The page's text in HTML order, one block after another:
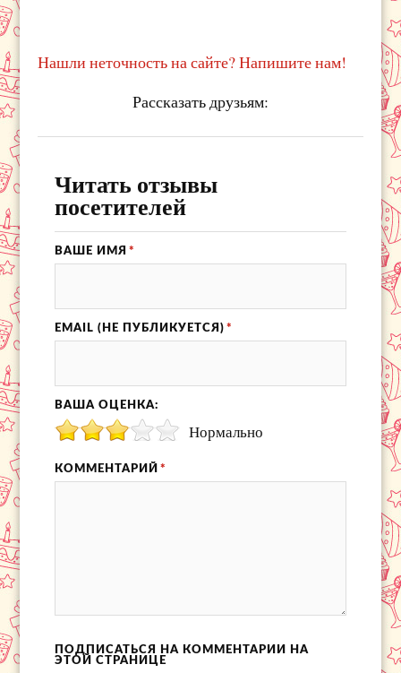
Нашли неточность на сайте? Напишите нам!
Рассказать друзьям:
Читать отзывы
посетителей
ВАШЕ ИМЯ *
EMAIL (НЕ ПУБЛИКУЕТСЯ) *
ВАША ОЦЕНКА:
Нормально
КОММЕНТАРИЙ *
ПОДПИСАТЬСЯ НА КОММЕНТАРИИ НА
ЭТОЙ СТРАНИЦЕ